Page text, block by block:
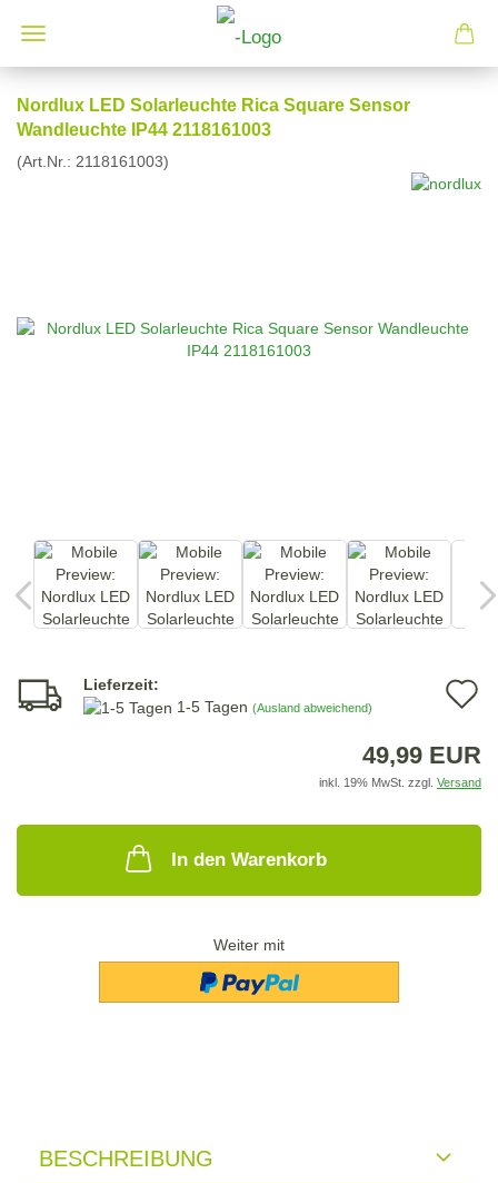
Nordlux LED Solarleuchte Rica Square Sensor
Wandleuchte IP44 2118161003
(Art.Nr.: 2118161003)
Lieferzeit:
1-5 Tagen (Ausland abweichend)
49,99 EUR
inkl. 19% MwSt. zzgl. Versand
In den Warenkorb
Weiter mit
BESCHREIBUNG